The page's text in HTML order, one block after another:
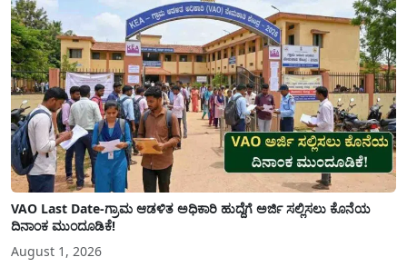
VAO Last Date-ಗ್ರಾಮ ಆಡಳಿತ ಅಧಿಕಾರಿ ಹುದ್ದೆಗೆ ಅರ್ಜಿ ಸಲ್ಲಿಸಲು ಕೊನೆಯ
ದಿನಾಂಕ ಮುಂದೂಡಿಕೆ!
August 1, 2026